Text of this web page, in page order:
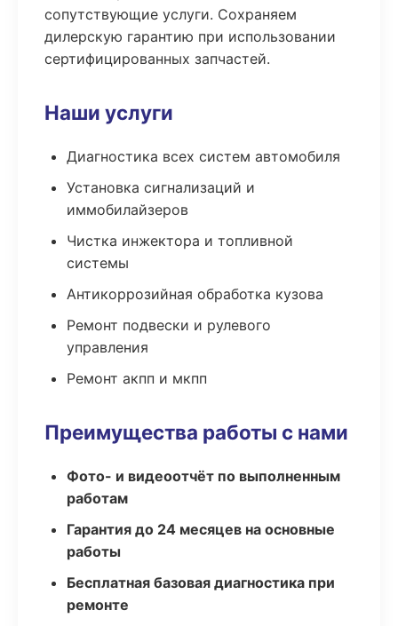
сопутствующие услуги. Сохраняем
дилерскую гарантию при использовании
сертифицированных запчастей.
Наши услуги
Диагностика всех систем автомобиля
Установка сигнализаций и
иммобилайзеров
Чистка инжектора и топливной
системы
Антикоррозийная обработка кузова
Ремонт подвески и рулевого
управления
Ремонт акпп и мкпп
Преимущества работы с нами
Фото- и видеоотчёт по выполненным
работам
Гарантия до 24 месяцев на основные
работы
Бесплатная базовая диагностика при
ремонте